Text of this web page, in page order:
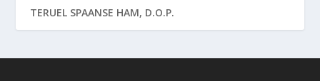
TERUEL SPAANSE HAM, D.O.P.